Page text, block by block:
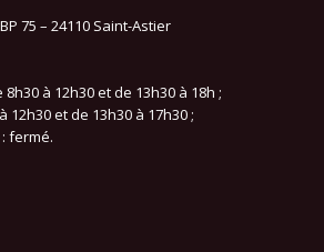
75 – 24110 Saint-Astier
8h30 à 12h30 et de 13h30 à 18h ;
12h30 et de 13h30 à 17h30 ;
: fermé.